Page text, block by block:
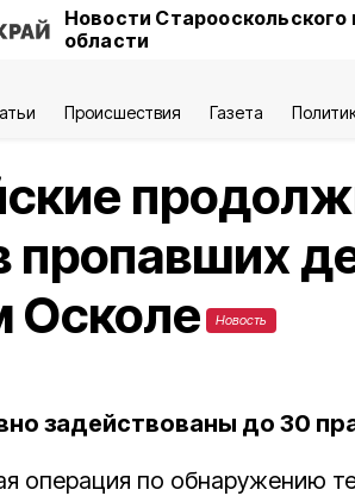
Новости Старооскольского
области
Происшествия Газета
пропавших
Осколе
Новость
задействованы до 30
операция по обнаружению